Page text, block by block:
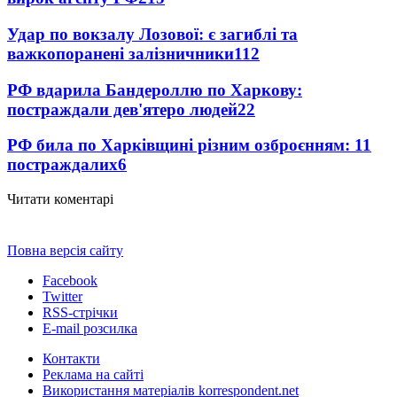
Удар по вокзалу Лозової: є загиблі та
важкопоранені залізничники112
РФ вдарила Бандероллю по Харкову:
постраждали дев'ятеро людей22
РФ била по Харківщині різним озброєнням: 11
постраждалих6
Читати коментарі
Повна версія сайту
Facebook
Twitter
RSS-стрічки
E-mail розсилка
Контакти
Реклама на сайті
Використання матеріалів korrespondent.net